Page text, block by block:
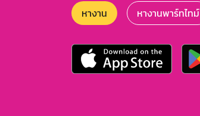
หางาน หางานพาร์ทไทม์